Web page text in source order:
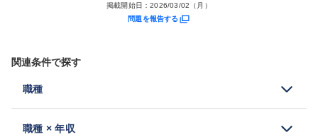
掲載開始日：2026/03/02（月）
問題を報告する
関連条件で探す
職種
職種 × 年収